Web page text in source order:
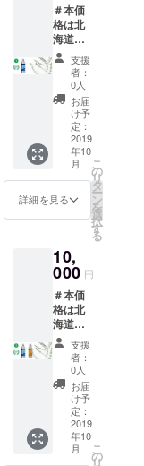
＃本価
格は北
海道・
本州・
四国・
九州・
沖縄本
島まで
国際運
送送料
込み価
格で
す。 正
規商
品：１
５０グ
本
Regular
Zero /
Oily
Zero /
Below
Zeroの
内 商品
1本を送
ります
ご自由
に商品1
本の種
類を選
んでく
支援
者：
0人
お届
け予
定：
2019
年10
月
詳細を見る
こ
の
リ
タ
ー
ン
を
選
択
す
る
10,
000 円
＃本価
格は北
海道・
本州・
四国・
九州・
沖縄本
島まで
国際運
送送料
込み価
格で
支援
者：
0人
お届
け予
定：
2019
年10
月
こ
の